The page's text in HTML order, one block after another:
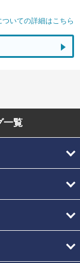
いての詳細はこちら
一覧